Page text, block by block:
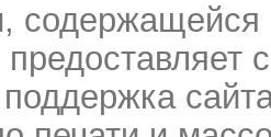
содержащейся